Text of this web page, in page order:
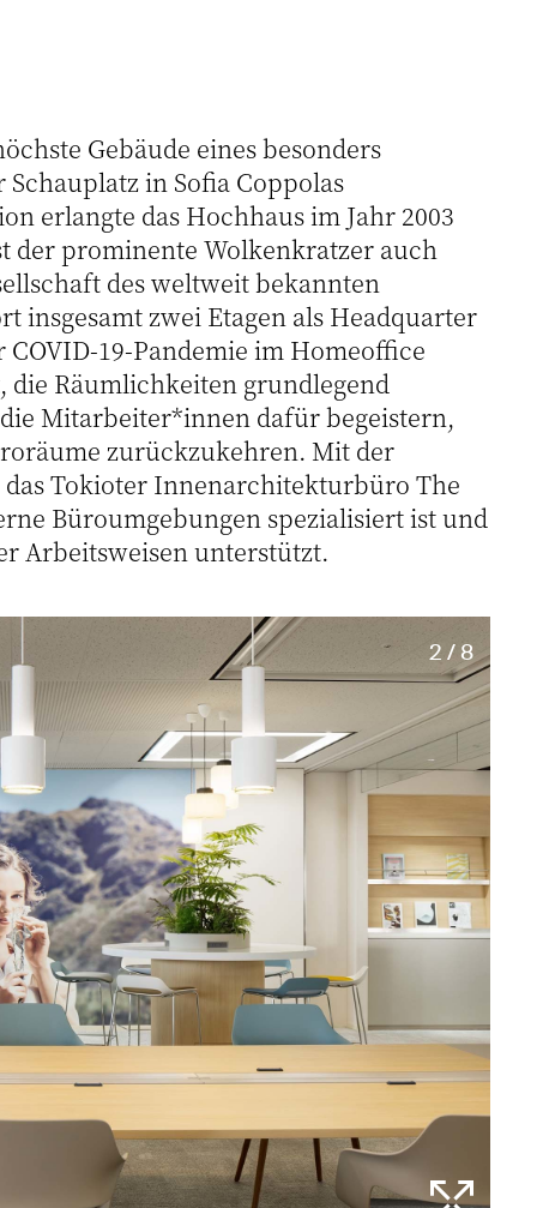
Gebäude eines besonders
in Sofia Coppolas
erlangte das Hochhaus im Jahr 2003
der prominente Wolkenkratzer auch
des weltweit bekannten
insgesamt zwei Etagen als Headquarter
19-Pandemie im Homeoffice
die Räumlichkeiten grundlegend
Mitarbeiter*innen dafür begeistern,
zurückzukehren. Mit der
Tokioter Innenarchitekturbüro The
Büroumgebungen spezialisiert ist und
Arbeitsweisen unterstützt.
2 / 8